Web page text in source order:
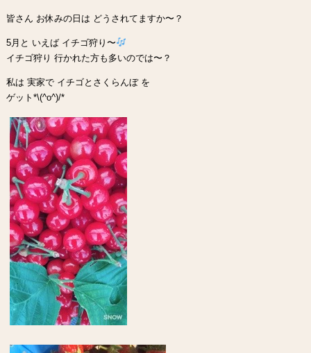
皆さん お休みの日は どうされてますか〜？
5月と いえば イチゴ狩り〜
イチゴ狩り 行かれた方も多いのでは〜？
私は 実家で イチゴとさくらんぼ を
ゲット*\(^o^)/*